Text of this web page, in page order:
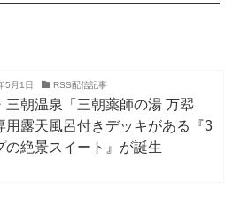
5月1日 RSS配信記事
三朝温泉「三朝薬師の湯 万翆
用露天風呂付きデッキがある『3
の絶景スイート』が誕生